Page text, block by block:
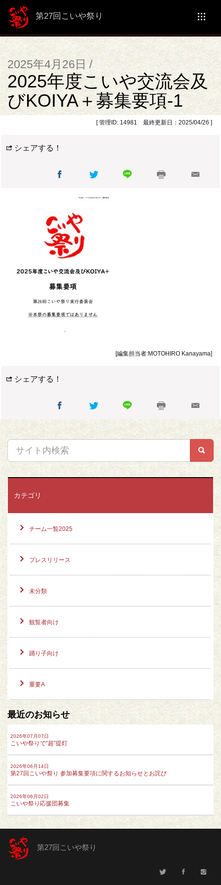
第27回こいや祭り
2025年4月26日 /
2025年度こいや交流会及
びKOIYA＋募集要項-1
[ 管理ID: 14981 最終更新日：2025/04/26 ]
シェアする！
[編集担当者:MOTOHIRO Kanayama]
シェアする！
カテゴリ
チーム一覧2025
プレスリリース
未分類
観覧者向け
踊り子向け
重要A
最近のお知らせ
2026年07月07日
こいや祭りで“超”提灯
2026年06月14日
第27回こいや祭り 参加募集要項に関するお知らせとお詫び
2026年06月02日
こいや祭り応援団募集
第27回こいや祭り